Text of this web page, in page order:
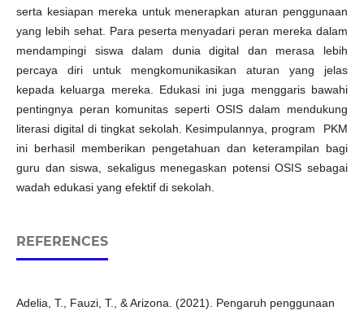
serta kesiapan mereka untuk menerapkan aturan penggunaan
yang lebih sehat. Para peserta menyadari peran mereka dalam
mendampingi siswa dalam dunia digital dan merasa lebih
percaya diri untuk mengkomunikasikan aturan yang jelas
kepada keluarga mereka. Edukasi ini juga menggaris bawahi
pentingnya peran komunitas seperti OSIS dalam mendukung
literasi digital di tingkat sekolah. Kesimpulannya, program PKM
ini berhasil memberikan pengetahuan dan keterampilan bagi
guru dan siswa, sekaligus menegaskan potensi OSIS sebagai
wadah edukasi yang efektif di sekolah.
REFERENCES
Adelia, T., Fauzi, T., & Arizona. (2021). Pengaruh penggunaan